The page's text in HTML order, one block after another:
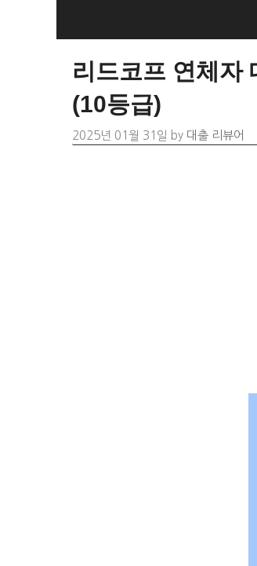
리드코프 연체자
(10등급)
2025년 01월 31일 by 대출 리뷰어